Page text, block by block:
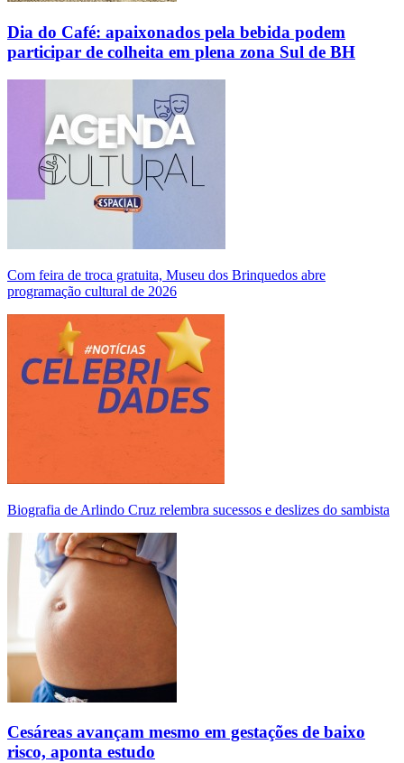
Dia do Café: apaixonados pela bebida podem
participar de colheita em plena zona Sul de BH
Com feira de troca gratuita, Museu dos Brinquedos abre
programação cultural de 2026
Biografia de Arlindo Cruz relembra sucessos e deslizes do sambista
Cesáreas avançam mesmo em gestações de baixo
risco, aponta estudo